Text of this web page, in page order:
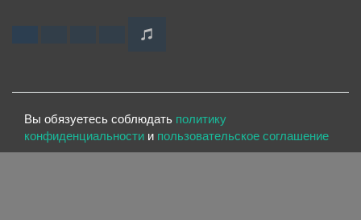
Вы обязуетесь соблюдать политику
конфиденциальности и пользовательское соглашение